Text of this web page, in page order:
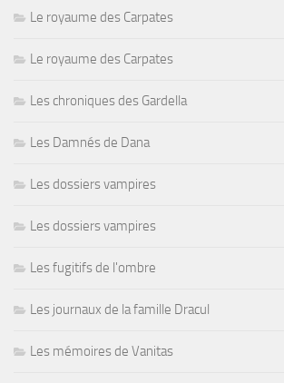
Le royaume des Carpates
Le royaume des Carpates
Les chroniques des Gardella
Les Damnés de Dana
Les dossiers vampires
Les dossiers vampires
Les fugitifs de l'ombre
Les journaux de la famille Dracul
Les mémoires de Vanitas